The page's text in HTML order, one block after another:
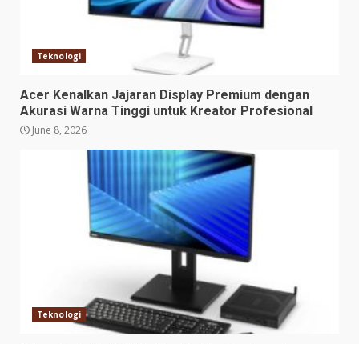
Teknologi
Acer Kenalkan Jajaran Display Premium dengan
Akurasi Warna Tinggi untuk Kreator Profesional
June 8, 2026
Teknologi